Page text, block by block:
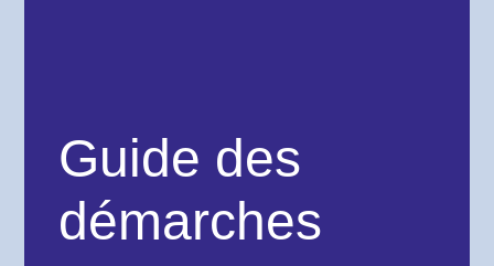
Guide des
démarches